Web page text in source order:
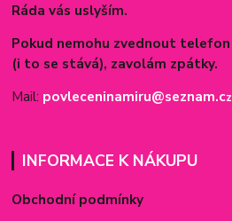
Ráda vás uslyším.
Pokud nemohu zvednout telefon
(i to se stává), zavolám zpátky.
Mail: povleceninamiru@seznam.cz
INFORMACE K NÁKUPU
Obchodní podmínky